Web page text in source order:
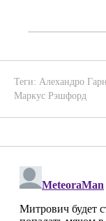
Теги: Алехандро
Маркус Рэшфорд